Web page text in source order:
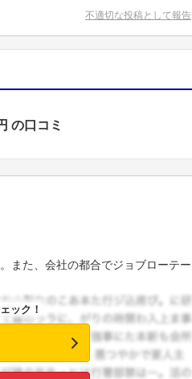
不適切な投稿として報告
の口コミ
また、会社の都合でジョブローテー
ック！